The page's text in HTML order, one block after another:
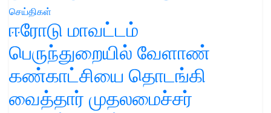
செய்திகள்
ஈரோடு மாவட்டம்
பெருந்துறையில் வேளாண்
கண்காட்சியை தொடங்கி
வைத்தார் முதலமைச்சர்